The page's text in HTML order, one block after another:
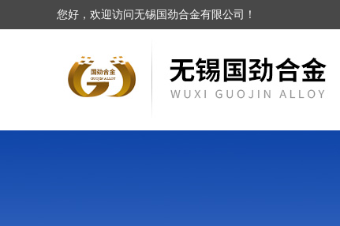
您好，欢迎访问无锡国劲合金有限公司！